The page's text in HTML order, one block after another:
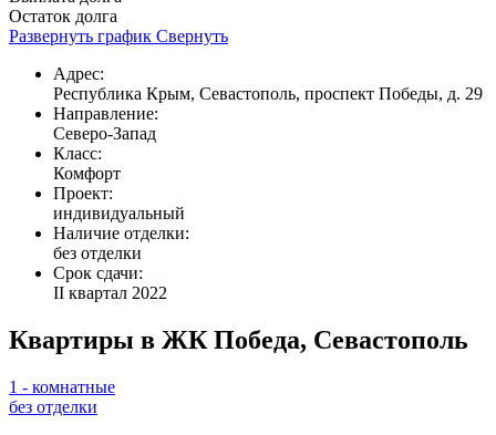
Остаток долга
Развернуть график Свернуть
Адрес:
Республика Крым, Севастополь, проспект Победы, д. 29
Направление:
Северо-Запад
Класс:
Комфорт
Проект:
индивидуальный
Наличие отделки:
без отделки
Срок сдачи:
II квартал 2022
Квартиры в ЖК Победа, Севастополь
1 - комнатные
без отделки